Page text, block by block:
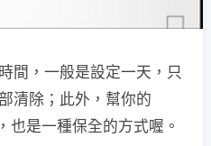
間，一般是設定一天，只
清除；此外，幫你的
是一種保全的方式喔。